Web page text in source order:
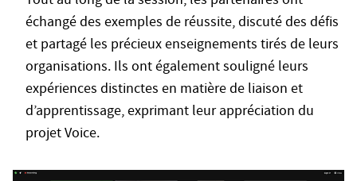
échangé des exemples de réussite, discuté des défis
et partagé les précieux enseignements tirés de leurs
organisations. Ils ont également souligné leurs
expériences distinctes en matière de liaison et
d’apprentissage, exprimant leur appréciation du
projet Voice.